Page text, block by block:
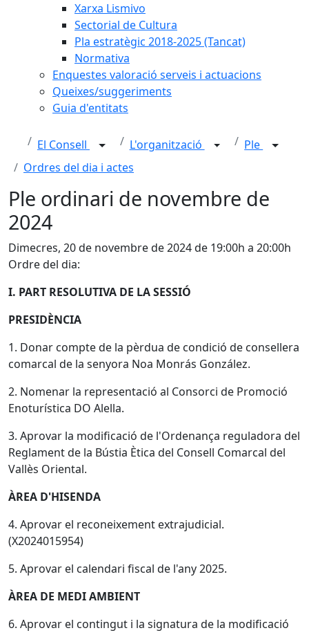
Xarxa Lismivo
Sectorial de Cultura
Pla estratègic 2018-2025 (Tancat)
Normativa
Enquestes valoració serveis i actuacions
Queixes/suggeriments
Guia d'entitats
El Consell L'organització
Ple
Ordres del dia i actes
Ple ordinari de novembre de
2024
Dimecres, 20 de novembre de 2024 de 19:00h a 20:00h
Ordre del dia:
I. PART RESOLUTIVA DE LA SESSIÓ
PRESIDÈNCIA
1. Donar compte de la pèrdua de condició de consellera
comarcal de la senyora Noa Monrás González.
2. Nomenar la representació al Consorci de Promoció
Enoturística DO Alella.
3. Aprovar la modificació de l'Ordenança reguladora del
Reglament de la Bústia Ètica del Consell Comarcal del
Vallès Oriental.
ÀREA D'HISENDA
4. Aprovar el reconeixement extrajudicial.
(X2024015954)
5. Aprovar el calendari fiscal de l'any 2025.
ÀREA DE MEDI AMBIENT
6. Aprovar el contingut i la signatura de la modificació